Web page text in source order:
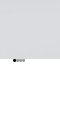
Ir al artículo 1
Ir al artículo 2
Ir al artículo 3
Ir al artículo